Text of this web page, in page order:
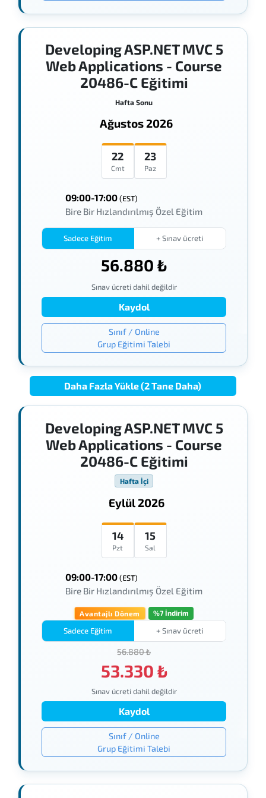
Developing ASP.NET MVC 5
Web Applications - Course
20486-C Eğitimi
Hafta Sonu
Ağustos 2026
22
Cmt
23
Paz
09:00-17:00(EST)
Bire Bir Hızlandırılmış Özel Eğitim
Sadece Eğitim + Sınav ücreti
56.880 ₺
Sınav ücreti dahil değildir
Kaydol
Sınıf / Online
Grup Eğitimi Talebi
Daha Fazla Yükle (2 Tane Daha)
Developing ASP.NET MVC 5
Web Applications - Course
20486-C Eğitimi
Hafta İçi
Eylül 2026
14
Pzt
15
Sal
09:00-17:00(EST)
Bire Bir Hızlandırılmış Özel Eğitim
Avantajlı Dönem %7 İndirim
Sadece Eğitim + Sınav ücreti
56.880 ₺
53.330 ₺
Sınav ücreti dahil değildir
Kaydol
Sınıf / Online
Grup Eğitimi Talebi